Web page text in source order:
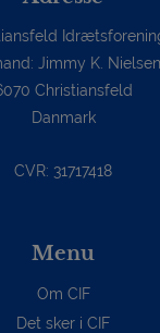
Jimmy K. Nielsen
Christiansfeld
Danmark
CVR: 31717418
Menu
Om CIF
Det sker i CIF